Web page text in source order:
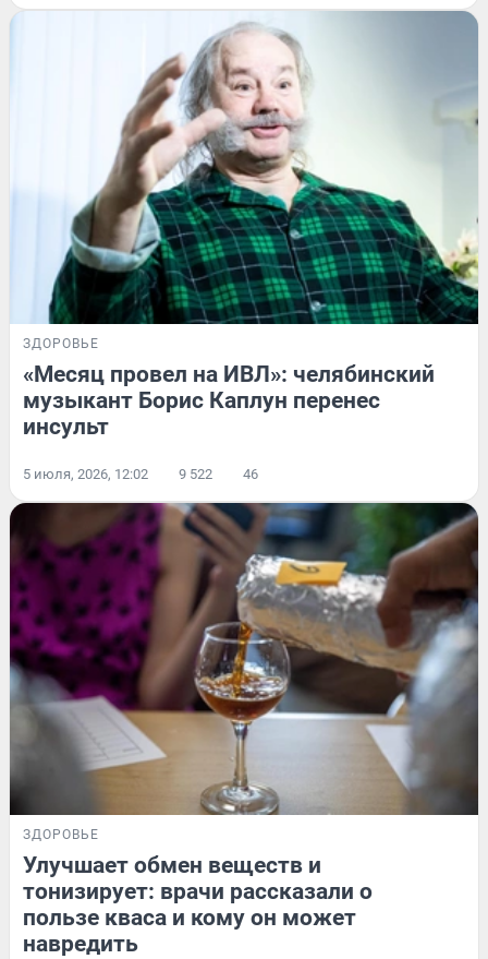
ЗДОРОВЬЕ
«Месяц провел на ИВЛ»: челябинский
музыкант Борис Каплун перенес
инсульт
5 июля, 2026, 12:02 9 522 46
ЗДОРОВЬЕ
Улучшает обмен веществ и
тонизирует: врачи рассказали о
пользе кваса и кому он может
навредить